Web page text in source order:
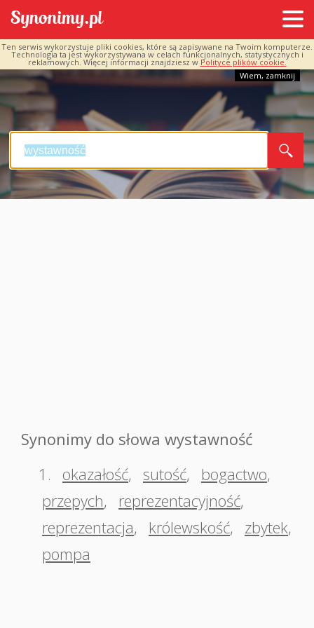
Ten serwis wykorzystuje pliki cookies, które są zapisywane na Twoim komputerze.
Technologia ta jest wykorzystywana w celach funkcjonalnych, statystycznych i
reklamowych. Więcej informacji znajdziesz w Polityce plików cookie.
Wiem, zamknij
Synonimy do słowa wystawność
1.
okazałość, sutość, bogactwo,
przepych, reprezentacyjność,
reprezentacja, królewskość, zbytek,
pompa